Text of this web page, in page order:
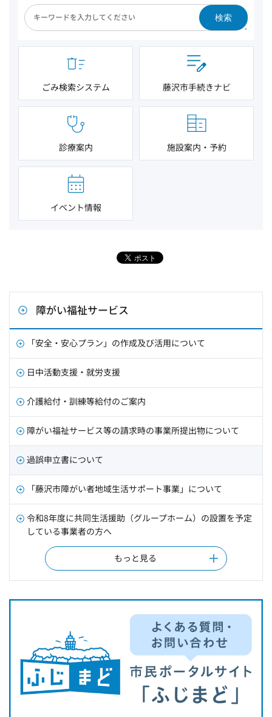
検索
ごみ検索システム 藤沢市手続きナビ
診療案内 施設案内・予約
イベント情報
障がい福祉サービス
「安全・安心プラン」の作成及び活用について
日中活動支援・就労支援
介護給付・訓練等給付のご案内
障がい福祉サービス等の請求時の事業所提出物について
過誤申立書について
「藤沢市障がい者地域生活サポート事業」について
令和8年度に共同生活援助（グループホーム）の設置を予定
している事業者の方へ
もっと見る